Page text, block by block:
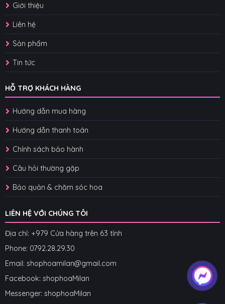
Giới thiệu
Liên hệ
Sản phẩm
Tin tức
HỖ TRỢ KHÁCH HÀNG
Hướng dẫn mua hàng
Hướng dẫn thanh toán
Chính sách bảo hành
Câu hỏi thường gặp
Bảo quản & chăm sóc hoa
LIÊN HỆ VỚI CHÚNG TÔI
Địa chỉ: +979 Cửa hàng trên 63 tỉnh
Phone: 0792.28.29.30
Email: shophoamilan@gmail.com
Facebook: shophoaMilan
Messenger: shophoaMilan